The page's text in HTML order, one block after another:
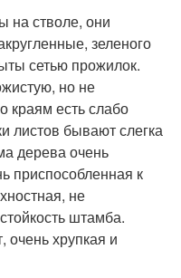
на стволе, они
зеленого
сетью прожилок.
но не
краям есть слабо
листов бывают слегка
дерева очень
приспособленная к
не
штамба.
очень хрупкая и